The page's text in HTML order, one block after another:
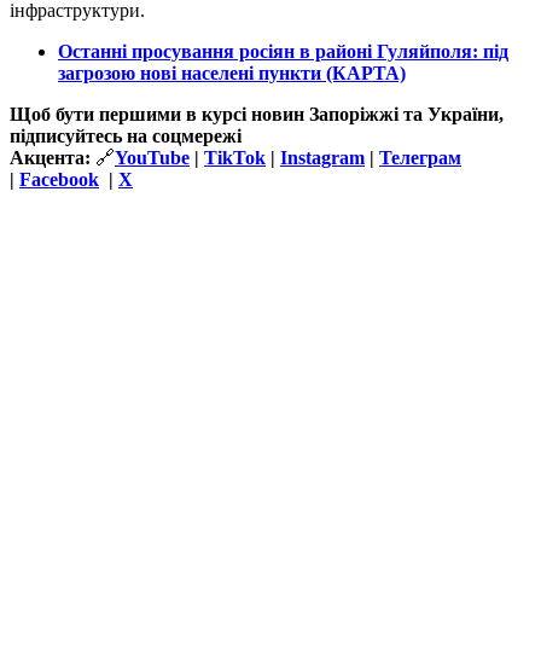
інфраструктури.
Останні просування росіян в районі Гуляйполя: під
загрозою нові населені пункти (КАРТА)
Щоб бути першими в курсі новин Запоріжжі та України,
підписуйтесь на соцмережі
Акцента: 🔗YouTube | TikTok | Instagram | Телеграм
| Facebook | Х